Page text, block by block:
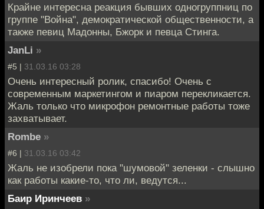
Крайне интересна реакция бывших одногруппниц по
группе "Война", демократической общественности, а
также певиц Мадонны, Бжорк и певца Стинга.
JanLi »
#5 | 31.03.16 03:28
Очень интересный ролик, спасибо! Очень с
современным маркетингом и пиаром перекликается.
Жаль только что микрофон ремонтные работы тоже
захватывает.
Rombe »
#6 | 31.03.16 03:42
Жаль не изобрели пока "шумовой" зеленки - слышно
как работы какие-то, что ли, ведутся...
Баир Иринчеев »